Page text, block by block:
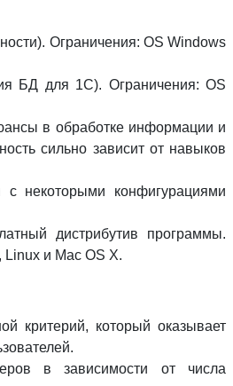
Ограничения: OS Windows
БД для 1С). Ограничения: OS
в обработке информации и
сильно зависит от навыков
с некоторыми конфигурациями
дистрибутив программы.
Linux и Mac OS X.
критерий, который оказывает
в зависимости от числа